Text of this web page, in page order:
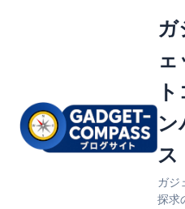
ガ
ェ
ト
ン
ス
ガジ
探求